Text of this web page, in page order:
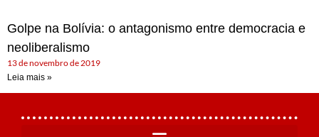
Golpe na Bolívia: o antagonismo entre democracia e
neoliberalismo
13 de novembro de 2019
Leia mais »